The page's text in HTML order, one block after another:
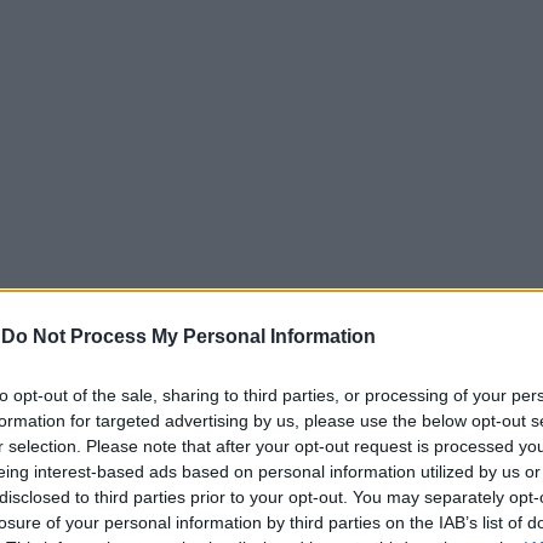
Do Not Process My Personal Information
opt-out of the sale, sharing to third parties, or processing of your
for targeted advertising by us, please use the below opt-out
selection. Please note that after your opt-out request is processed
interest-based ads based on personal information utilized by us
to third parties prior to your opt-out. You may separately
of your personal information by third parties on the IAB’s list of
στον ιδιωτικό τομέακαι εντάσσεται στον
έως το 2027, όπου ο κατώτατος μισθός αναμένεται να
επηρεάζει και μια σειρά από επιδόματα, όπως το
από 479 ευρώ στα 535-540 ευρώ.